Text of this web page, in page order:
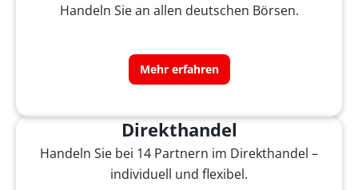
Handeln Sie an allen deutschen Börsen.
Mehr erfahren
Direkthandel
Handeln Sie bei 14 Partnern im Direkthandel –
individuell und flexibel.